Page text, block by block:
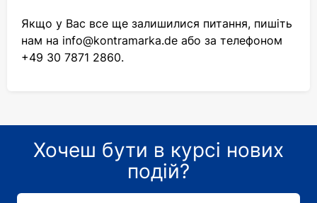
Якщо у Вас все ще залишилися питання, пишіть
нам на info@kontramarka.de або за телефоном
+49 30 7871 2860.
Хочеш бути в курсі нових
подій?